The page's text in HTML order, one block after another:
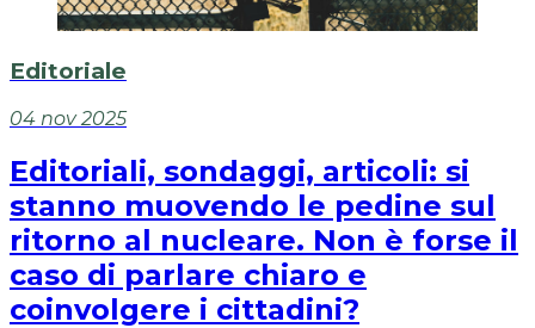
Editoriale
04 nov 2025
Editoriali, sondaggi, articoli: si
stanno muovendo le pedine sul
ritorno al nucleare. Non è forse il
caso di parlare chiaro e
coinvolgere i cittadini?